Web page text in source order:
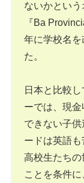
ないかとい
『Ba
年に学校名
た。
日本と比較
ーでは、現
できない子
ードは英語
高校生たち
ことを条件